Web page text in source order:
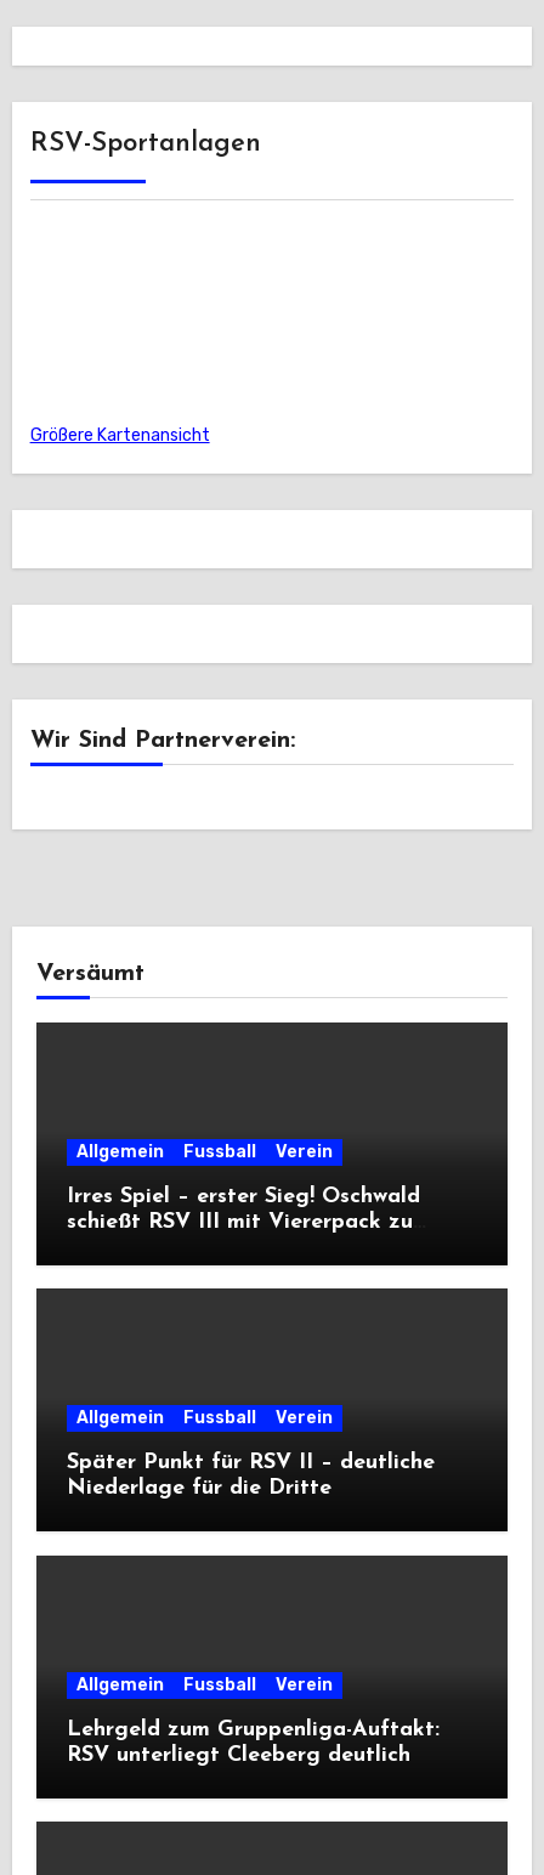
RSV-Sportanlagen
Größere Kartenansicht
Wir Sind Partnerverein:
Versäumt
Allgemein Fussball Verein
Irres Spiel – erster Sieg! Oschwald
schießt RSV III mit Viererpack zu
Allgemein Fussball Verein
Später Punkt für RSV II – deutliche
Niederlage für die Dritte
Allgemein Fussball Verein
Lehrgeld zum Gruppenliga-Auftakt:
RSV unterliegt Cleeberg deutlich